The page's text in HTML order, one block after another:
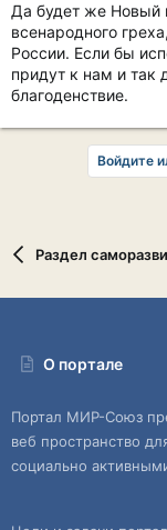
Да будет же Новый
всенародного
России. Если бы
придут к нам и так
благоденствие.
Войдите
Раздел
О портале
Портал МИР-Союз
веб пространство
социально